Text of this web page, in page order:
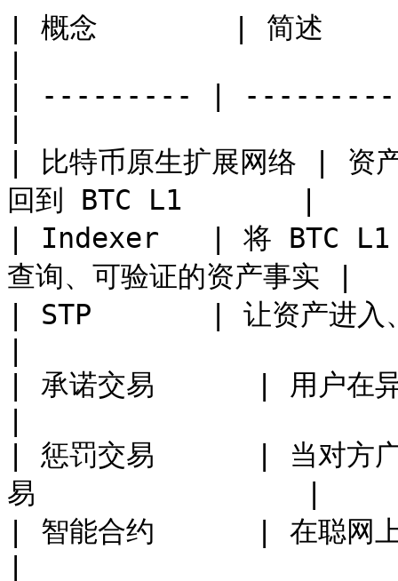
| 概念        | 简述
| --------- |
| 比特币原生扩展网络 | 资
回到 BTC L1       |
| Indexer   | 将 BTC L1 上
查询、可验证的资产事实 |
| STP       | 让资产进入、
| 承诺交易      | 用户在异
| 惩罚交易      | 当对方广
易                |
| 智能合约      | 在聪网上